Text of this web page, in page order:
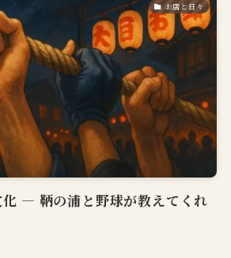
お店と日々
— 鞆の浦と野球が教えてくれ